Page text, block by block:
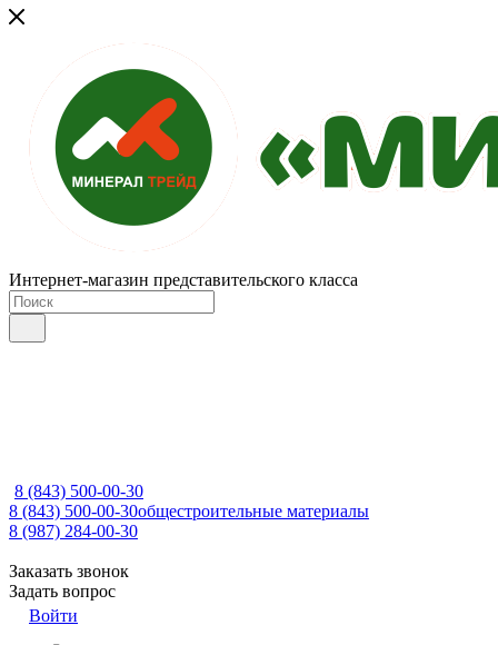
Интернет-магазин представительского класса
8 (843) 500-00-30
8 (843) 500-00-30общестроительные материалы
8 (987) 284-00-30
Заказать звонок
Задать вопрос
Войти